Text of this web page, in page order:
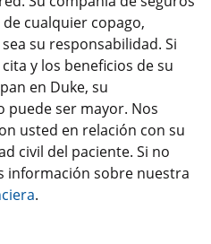
cualquier copago,
su responsabilidad. Si
y los beneficios de su
en Duke, su
puede ser mayor. Nos
usted en relación con su
civil del paciente. Si no
información sobre nuestra
.